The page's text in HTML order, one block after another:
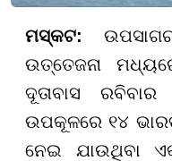
ମସ୍କଟ:
ଉତ୍ତେଜନା
ଦୂତାବାସ
ଉପକୂଳରେ ୧୪
ନେଇ ଯାଉଥିବା